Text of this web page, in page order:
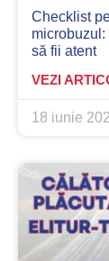
Checklist
să fii atent
VEZI
18 iunie